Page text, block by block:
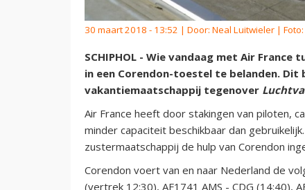
30 maart 2018 - 13:52 | Door: Neal Luitwieler |
SCHIPHOL - Wie vandaag met Air
in een Corendon-toestel te belanden.
vakantiemaatschappij tegenover
Air France heeft door stakingen van piloten,
minder capaciteit beschikbaar dan
zustermaatschappij de hulp van Corendon
Corendon voert van en naar Nederland de
(vertrek 12:30), AF1741 AMS - CDG (14:40),